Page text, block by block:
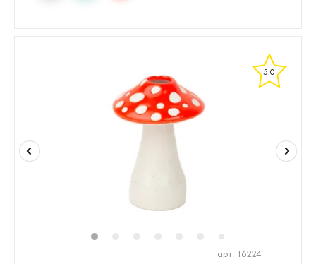
5.0
арт. 16224